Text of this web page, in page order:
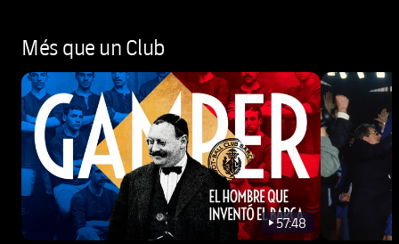
Més que un Club
play-new
57:48